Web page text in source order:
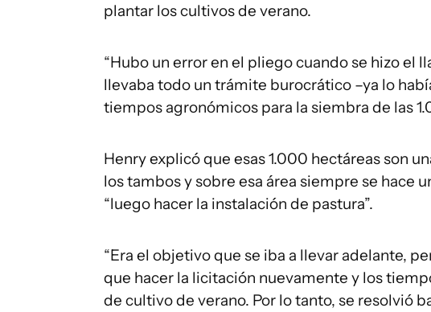
plantar los cultivos de verano.
“Hubo un error en el pliego cuando se hizo el
llevaba todo un trámite burocrático –ya lo
tiempos agronómicos para la siembra de las
Henry explicó que esas 1.000 hectáreas son
los tambos y sobre esa área siempre se hace
“luego hacer la instalación de pastura”.
“Era el objetivo que se iba a llevar adelante,
que hacer la licitación nuevamente y los
de cultivo de verano. Por lo tanto, se resolvió